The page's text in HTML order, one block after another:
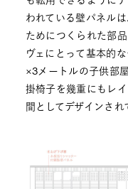
われている壁パネル
ためにつくられた部
ヴェにとって基本的
×3メートルの子供部
掛椅子を幾重にもレ
間としてデザインされ